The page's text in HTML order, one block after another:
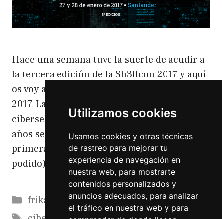
Utilizamos cookies
Usamos cookies y otras técnicas
de rastreo para mejorar tu
experiencia de navegación en
nuestra web, para mostrarte
contenidos personalizados y
anuncios adecuados, para analizar
el tráfico en nuestra web y para
Hace una semana tuve la suerte de acudir a
la tercera edición de la Sh3llcon 2017 y aquí
os voy a contar mi experiencia. Sh3llcon
2017 La Sh3llcon son unas conferencias de
ciberseguridad y hacking que desde hace 3
años se celebran en Santander. Desde la
primera edición he apoyado (desde lo que he
podido) este …Leer más
Categorías
frikadas
Etiquetas